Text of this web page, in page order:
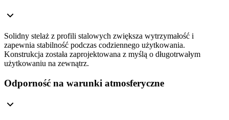
Solidny stelaż z profili stalowych zwiększa wytrzymałość i
zapewnia stabilność podczas codziennego użytkowania.
Konstrukcja została zaprojektowana z myślą o długotrwałym
użytkowaniu na zewnątrz.
Odporność na warunki atmosferyczne